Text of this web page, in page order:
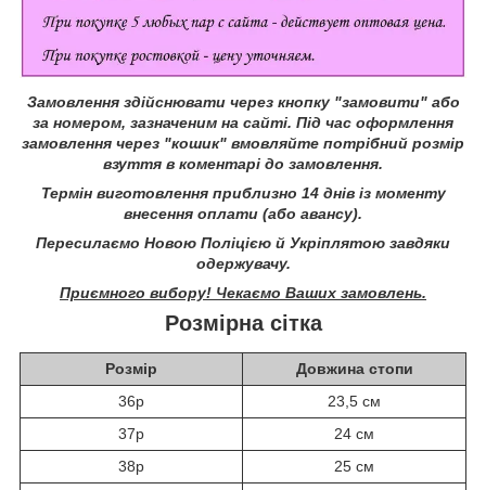
Замовлення здійснювати через кнопку "замовити" або
за номером, зазначеним на сайті. Під час оформлення
замовлення через "кошик" вмовляйте потрібний розмір
взуття в коментарі до замовлення.
Термін виготовлення приблизно 14 днів із моменту
внесення оплати (або авансу).
Пересилаємо Новою Поліцією й Укріплятою завдяки
одержувачу.
Приємного вибору! Чекаємо Ваших замовлень.
Розмірна сітка
Розмір
Довжина стопи
36р
23,5 см
37р
24 см
38р
25 см